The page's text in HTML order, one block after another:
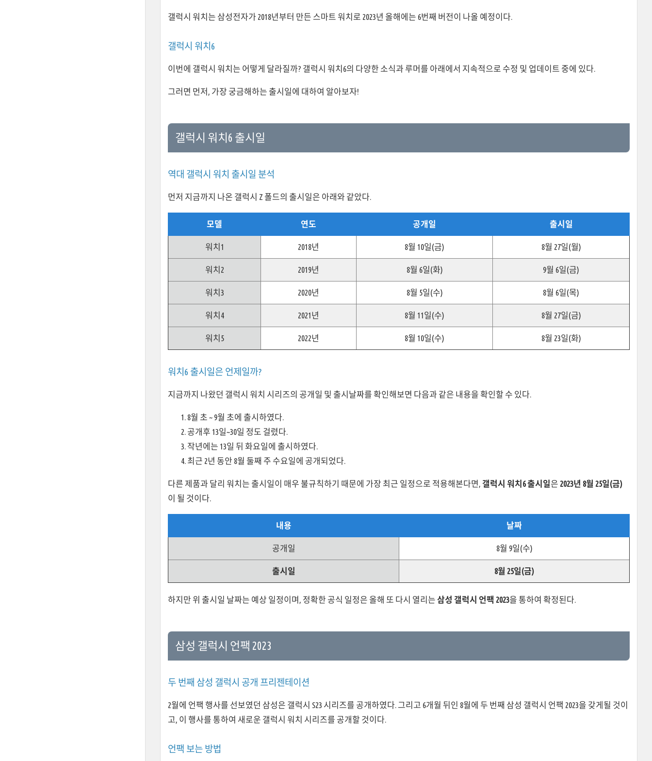
갤럭시 워치는 삼성전자가 2018년부터 만든 스마트 워치로 2023년 올해에는 6번째 버전이 나올 예정이다.
갤럭시 워치6
이번에 갤럭시 워치는 어떻게 달라질까? 갤럭시 워치6의 다양한 소식과 루머를 아래에서 지속적으로 수정 및 업데이트 중에 있다.
그러면 먼저, 가장 궁금해하는 출시일에 대하여 알아보자!
갤럭시 워치6 출시일
역대 갤럭시 워치 출시일 분석
먼저 지금까지 나온 갤럭시 Z 폴드의 출시일은 아래와 같았다.
모델 연도 공개일 출시일
워치1 2018년 8월 10일(금) 8월 27일(월)
워치2 2019년 8월 6일(화) 9월 6일(금)
워치3 2020년 8월 5일(수) 8월 6일(목)
워치4 2021년 8월 11일(수) 8월 27일(금)
워치5 2022년 8월 10일(수) 8월 23일(화)
워치6 출시일은 언제일까?
지금까지 나왔던 갤럭시 워치 시리즈의 공개일 및 출시날짜를 확인해보면 다음과 같은 내용을 확인할 수 있다.
8월 초 ~ 9월 초에 출시하였다.
공개후 13일~30일 정도 걸렸다.
작년에는 13일 뒤 화요일에 출시하였다.
최근 2년 동안 8월 둘째 주 수요일에 공개되었다.
다른 제품과 달리 워치는 출시일이 매우 불규칙하기 때문에 가장 최근 일정으로 적용해본다면, 갤럭시 워치6 출시일은 2023년 8월 25일(금)
이 될 것이다.
내용 날짜
공개일 8월 9일(수)
출시일 8월 25일(금)
하지만 위 출시일 날짜는 예상 일정이며, 정확한 공식 일정은 올해 또 다시 열리는 삼성 갤럭시 언팩 2023을 통하여 확정된다.
삼성 갤럭시 언팩 2023
두 번째 삼성 갤럭시 공개 프리젠테이션
2월에 언팩 행사를 선보였던 삼성은 갤럭시 S23 시리즈를 공개하였다. 그리고 6개월 뒤인 8월에 두 번째 삼성 갤럭시 언팩 2023을 갖게될 것이
고, 이 행사를 통하여 새로운 갤럭시 워치 시리즈를 공개할 것이다.
언팩 보는 방법